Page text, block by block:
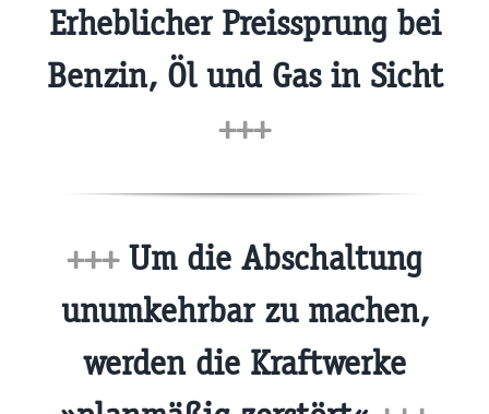
Erheblicher Preissprung bei
Benzin, Öl und Gas in Sicht
+++
+++Um die Abschaltung
unumkehrbar zu machen,
werden die Kraftwerke